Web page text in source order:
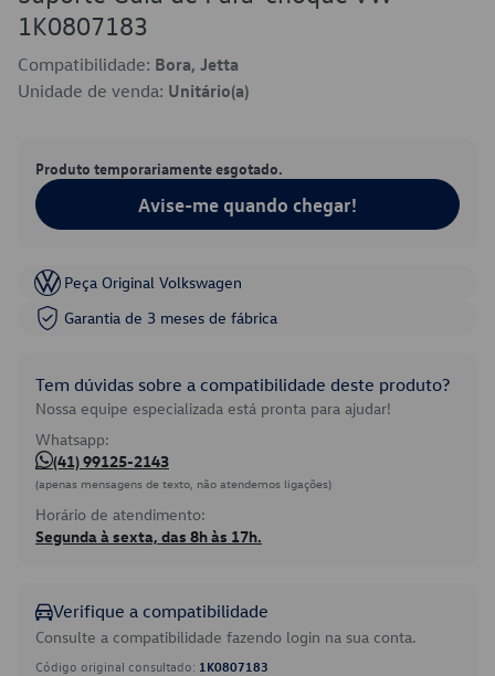
1K0807183
Compatibilidade: Bora, Jetta
Unidade de venda: Unitário(a)
Produto temporariamente esgotado.
Avise-me quando chegar!
Peça Original Volkswagen
Garantia de 3 meses de fábrica
Tem dúvidas sobre a compatibilidade deste produto?
Nossa equipe especializada está pronta para ajudar!
Whatsapp:
(41) 99125-2143
(apenas mensagens de texto, não atendemos ligações)
Horário de atendimento:
Segunda à sexta, das 8h às 17h.
Verifique a compatibilidade
Consulte a compatibilidade fazendo login na sua conta.
Código original consultado: 1K0807183